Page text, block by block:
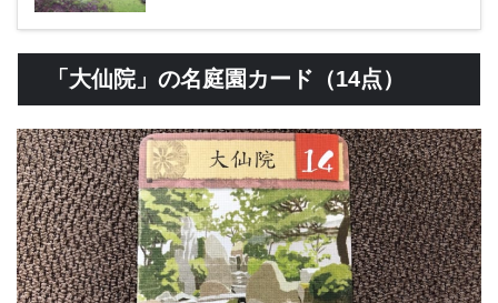
「大仙院」の名庭園カード（14点）